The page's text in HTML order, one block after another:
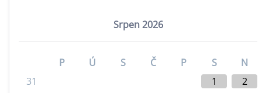
Srpen 2026
P Ú S Č P S
N
31
1
2